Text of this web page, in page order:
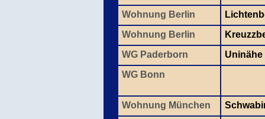
Wohnung Berlin
Wohnung Berlin
WG Paderborn
Uninähe
WG Bonn
Wohnung München